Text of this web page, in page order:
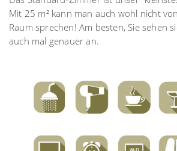
Mit 25 m² kann man auch wohl nicht
Raum sprechen! Am besten, Sie sehen
auch mal genauer an.